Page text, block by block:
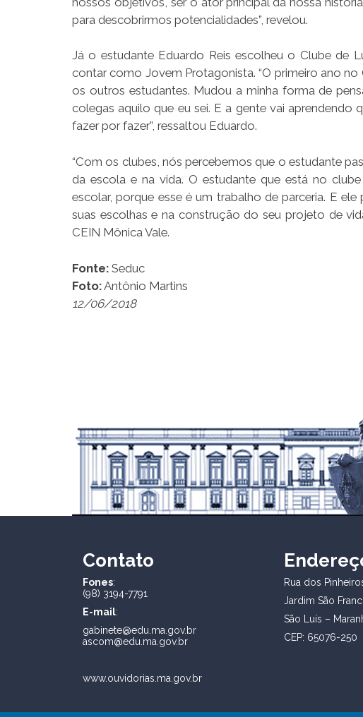
para descobrirmos potencialidades”, revelou.
Já o estudante Eduardo Reis escolheu o Clube de
contar como Jovem Protagonista. “O primeiro ano
os outros estudantes. Mudou a minha forma de
colegas aquilo que eu sei. E a gente vai
fazer por fazer”, ressaltou Eduardo.
“Com os clubes, nós percebemos que o estudante
da escola e na vida. O estudante que está no
escolar, porque esse é um trabalho de parceria. E
suas escolhas e na construção do seu projeto de
CEIN Mônica Vale.
Fonte: Seduc
Foto:Antônio Martins
12/06/2018
Contato
Fones:
(98) 3194-7791
E-mail:
gabinete@edu.ma.gov.br
ascom@edu.ma.gov.br
www.ouvidorias.ma.gov.br
Rua dos
Jardim São
São Luís –
CEP: 65076-250